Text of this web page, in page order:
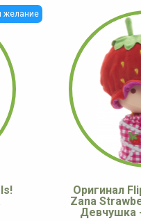
желание
Оригинал
Zana
Девчушка